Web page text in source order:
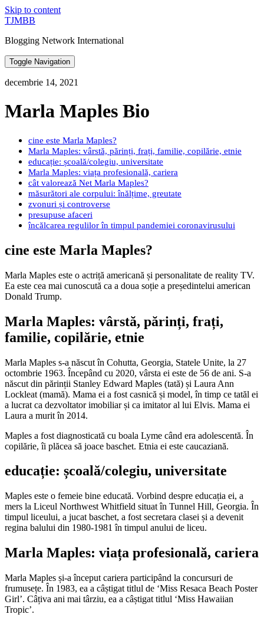
Skip to content
TJMBB
Blogging Network International
Toggle Navigation
decembrie 14, 2021
Marla Maples Bio
cine este Marla Maples?
Marla Maples: vârstă, părinți, frați, familie, copilărie, etnie
educație: școală/colegiu, universitate
Marla Maples: viața profesională, cariera
cât valorează Net Marla Maples?
măsurători ale corpului: înălțime, greutate
zvonuri și controverse
presupuse afaceri
încălcarea regulilor în timpul pandemiei coronavirusului
cine este Marla Maples?
Marla Maples este o actriță americană și personalitate de reality TV.
Ea este cea mai cunoscută ca a doua soție a președintelui american
Donald Trump.
Marla Maples: vârstă, părinți, frați,
familie, copilărie, etnie
Marla Maples s-a născut în Cohutta, Georgia, Statele Unite, la 27
octombrie 1963. Începând cu 2020, vârsta ei este de 56 de ani. S-a
născut din părinții Stanley Edward Maples (tată) și Laura Ann
Lockleat (mamă). Mama ei a fost casnică și model, în timp ce tatăl ei
a lucrat ca dezvoltator imobiliar și ca imitator al lui Elvis. Mama ei
Laura a murit în 2014.
Maples a fost diagnosticată cu boala Lyme când era adolescentă. În
copilărie, îi plăcea să joace baschet. Etnia ei este caucaziană.
educație: școală/colegiu, universitate
Maples este o femeie bine educată. Vorbind despre educația ei, a
mers la Liceul Northwest Whitfield situat în Tunnel Hill, Georgia. În
timpul liceului, a jucat baschet, a fost secretara clasei și a devenit
regina balului din 1980-1981 în timpul anului de liceu.
Marla Maples: viața profesională, cariera
Marla Maples și-a început cariera participând la concursuri de
frumusețe. În 1983, ea a câștigat titlul de ‘Miss Resaca Beach Poster
Girl’. Câțiva ani mai târziu, ea a câștigat titlul ‘Miss Hawaiian
Tropic’.